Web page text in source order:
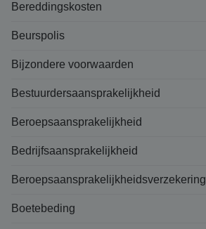
Bereddingskosten
Beurspolis
Bijzondere voorwaarden
Bestuurdersaansprakelijkheid
Beroepsaansprakelijkheid
Bedrijfsaansprakelijkheid
Beroepsaansprakelijkheidsverzekering
Boetebeding